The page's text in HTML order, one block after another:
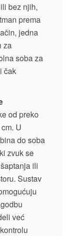
bez njih,
prema
jedna
za
soba za
čak
od preko
U
do soba
zvuk se
ili
Sustav
već